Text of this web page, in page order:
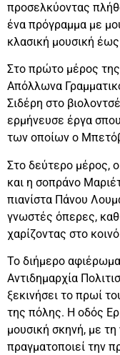
προσελκύοντας
ένα πρόγραμμα με
κλασική μουσική
Στο πρώτο μέρος της
Απόλλωνα
Σιδέρη στο
ερμήνευσε έργα
των οποίων ο
Στο δεύτερο μέρος,
και η σοπράνο
πιανίστα Πάνου
γνωστές όπερες,
χαρίζοντας στο
Το διήμερο
Αντιδημαρχία
ξεκινήσει το πρωί
της πόλης. Η οδός
μουσική σκηνή, με
πραγματοποιεί την